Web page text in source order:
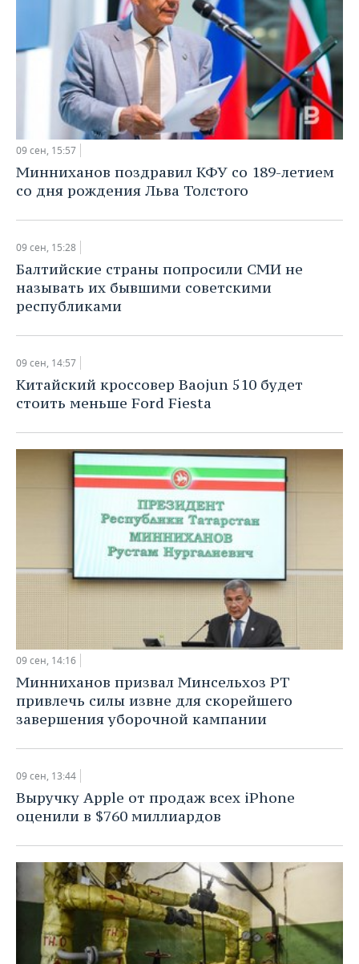
09 сен, 15:57
Минниханов поздравил КФУ со 189-летием
со дня рождения Льва Толстого
09 сен, 15:28
Балтийские страны попросили СМИ не
называть их бывшими советскими
республиками
09 сен, 14:57
Китайский кроссовер Baojun 510 будет
стоить меньше Ford Fiesta
09 сен, 14:16
Минниханов призвал Минсельхоз РТ
привлечь силы извне для скорейшего
завершения уборочной кампании
09 сен, 13:44
Выручку Apple от продаж всех iPhone
оценили в $760 миллиардов